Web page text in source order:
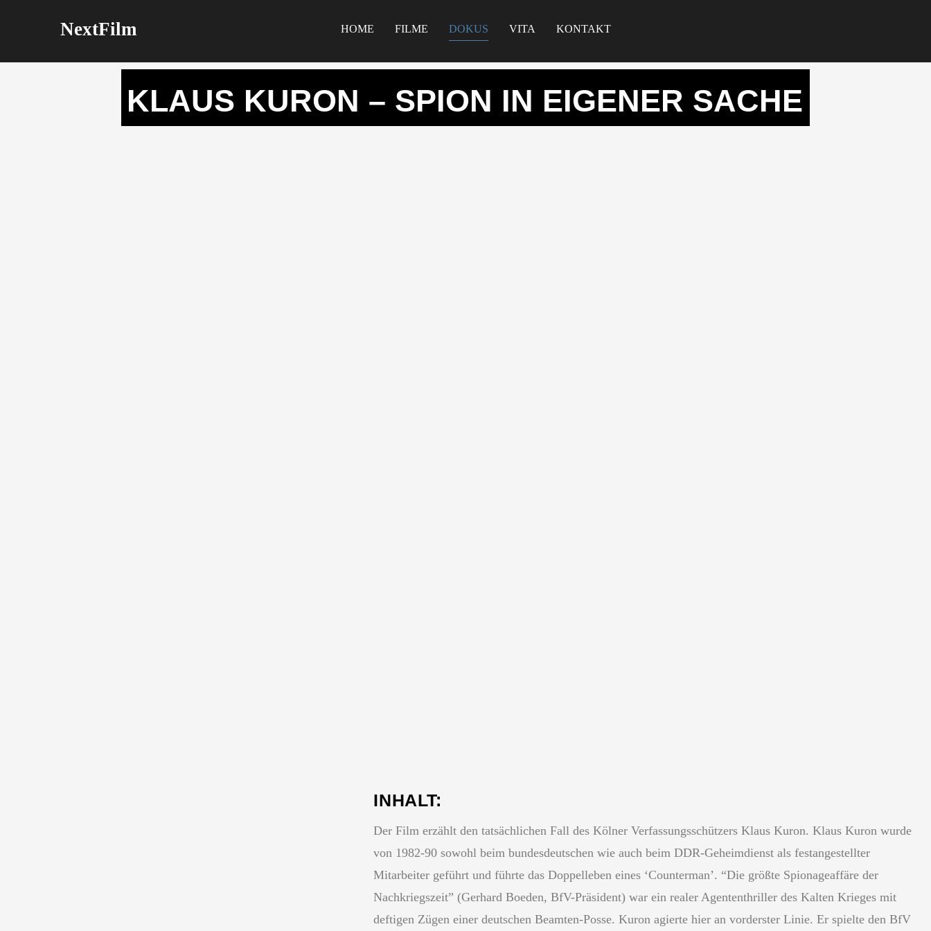
NextFilm HOME FILME DOKUS VITA KONTAKT
KLAUS KURON – SPION IN EIGENER SACHE
INHALT:
Der Film erzählt den tatsächlichen Fall des Kölner Verfassungsschützers Klaus Kuron. Klaus Kuron wurde
von 1982-90 sowohl beim bundesdeutschen wie auch beim DDR-Geheimdienst als festangestellter
Mitarbeiter geführt und führte das Doppelleben eines ‘Counterman’. “Die größte Spionageaffäre der
Nachkriegszeit” (Gerhard Boeden, BfV-Präsident) war ein realer Agententhriller des Kalten Krieges mit
deftigen Zügen einer deutschen Beamten-Posse. Kuron agierte hier an vorderster Linie. Er spielte den BfV